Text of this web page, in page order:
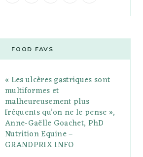
g
l
e
P
l
s
t
a
g
r
a
m
e
r
e
s
o
l
r
FOOD FAVS
« Les ulcères gastriques sont
multiformes et
malheureusement plus
fréquents qu’on ne le pense »,
Anne-Gaëlle Goachet, PhD
Nutrition Equine –
GRANDPRIX INFO